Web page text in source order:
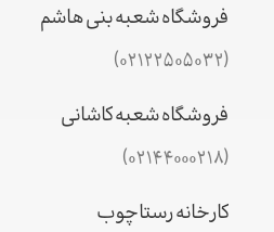
فروشگاه شعبه بنی هاشم
(02122505032)
فروشگاه شعبه کاشانی
(02144000218)
کارخانه رستاچوب